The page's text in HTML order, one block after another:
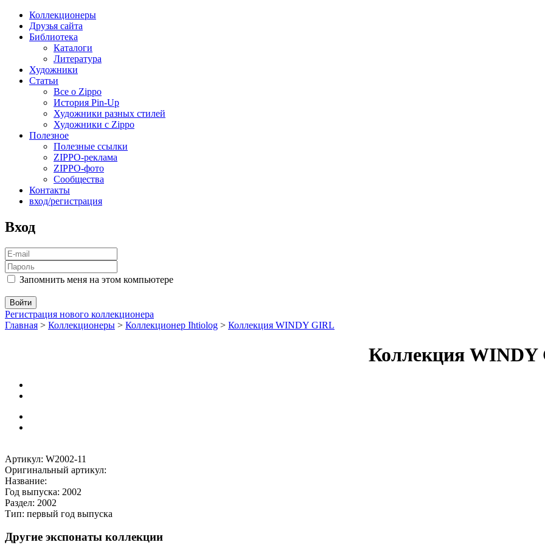
Коллекционеры
Друзья сайта
Библиотека
Каталоги
Литература
Художники
Статьи
Все о Zippo
История Pin-Up
Художники разных стилей
Художники с Zippo
Полезное
Полезные ссылки
ZIPPO-реклама
ZIPPO-фото
Сообщества
Контакты
вход/регистрация
Вход
Запомнить меня на этом компьютере
Регистрация нового коллекционера
Главная > Коллекционеры > Коллекционер Ihtiolog > Коллекция WINDY GIRL
Коллекция WINDY
Артикул: W2002-11
Оригинальный артикул:
Название:
Год выпуска: 2002
Раздел: 2002
Тип: первый год выпуска
Другие экспонаты коллекции